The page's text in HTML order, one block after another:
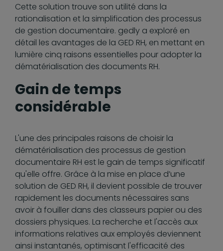
Cette solution trouve son utilité dans la
rationalisation et la simplification des processus
de gestion documentaire. gedly a exploré en
détail les avantages de la GED RH, en mettant en
lumière cinq raisons essentielles pour adopter la
dématérialisation des documents RH.
Gain de temps
considérable
L'une des principales raisons de choisir la
dématérialisation des processus de gestion
documentaire RH est le gain de temps significatif
qu'elle offre. Grâce à la mise en place d’une
solution de GED RH, il devient possible de trouver
rapidement les documents nécessaires sans
avoir à fouiller dans des classeurs papier ou des
dossiers physiques. La recherche et l'accès aux
informations relatives aux employés deviennent
ainsi instantanés, optimisant l'efficacité des